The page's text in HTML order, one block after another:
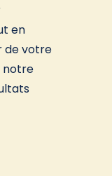
en
de votre
notre